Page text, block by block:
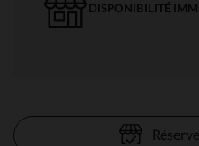
DISPONIBILITÉ